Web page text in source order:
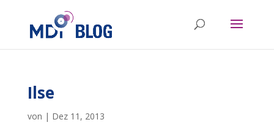
Ilse
von | Dez 11, 2013